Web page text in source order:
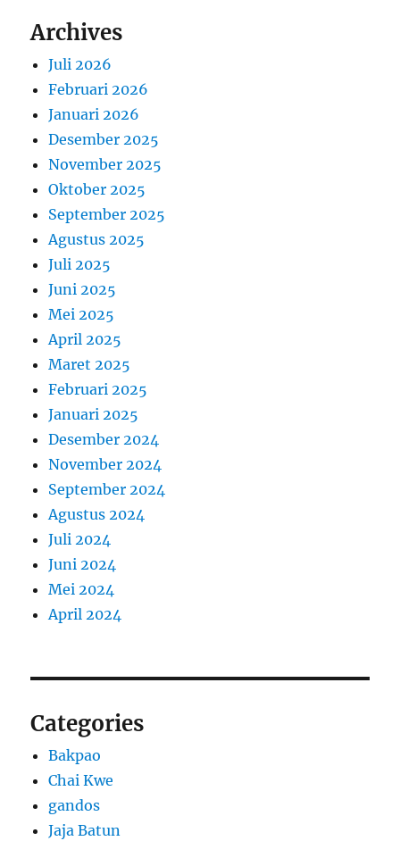
Archives
Juli 2026
Februari 2026
Januari 2026
Desember 2025
November 2025
Oktober 2025
September 2025
Agustus 2025
Juli 2025
Juni 2025
Mei 2025
April 2025
Maret 2025
Februari 2025
Januari 2025
Desember 2024
November 2024
September 2024
Agustus 2024
Juli 2024
Juni 2024
Mei 2024
April 2024
Categories
Bakpao
Chai Kwe
gandos
Jaja Batun